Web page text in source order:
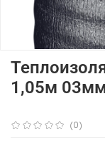
(0)
1,05м